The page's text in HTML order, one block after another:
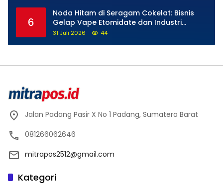
6
Noda Hitam di Seragam Cokelat: Bisnis
Gelap Vape Etomidate dan Industri
Pemerasan di Jantung Kepolisian
31 Juli 2026 44
Jalan Padang Pasir X No 1 Padang, Sumatera Barat
081266062646
mitrapos2512@gmail.com
Kategori